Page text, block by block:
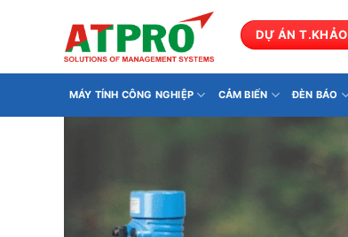
dung
DỰ ÁN T.KHẢO
MÁY TÍNH CÔNG NGHIỆP CẢM BIẾN ĐÈN BÁO